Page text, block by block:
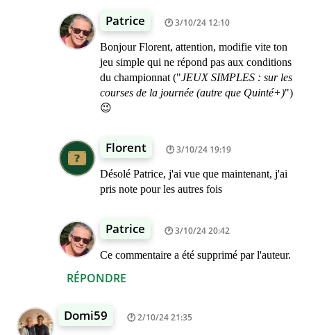
RÉPONDRE
Patrice 3/10/24 12:10
Bonjour Florent, attention, modifie vite ton
jeu simple qui ne répond pas aux conditions
du championnat ("JEUX SIMPLES : sur les
courses de la journée (autre que Quinté+)")
😉
Florent 3/10/24 19:19
Désolé Patrice, j'ai vue que maintenant, j'ai
pris note pour les autres fois
Patrice 3/10/24 20:42
Ce commentaire a été supprimé par l'auteur.
Domi59 2/10/24 21:35